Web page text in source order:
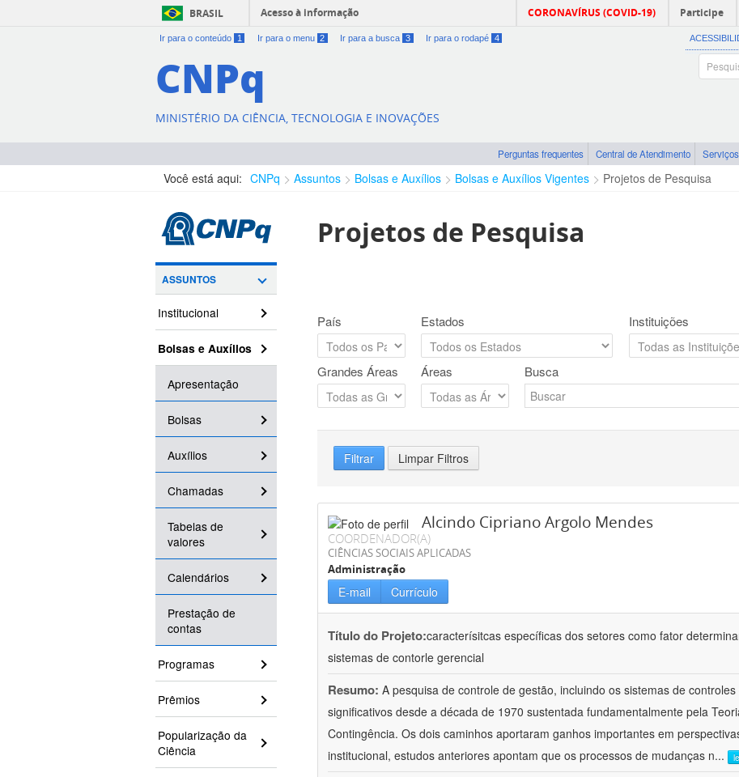
BRASIL Acesso à informação CORONAVÍRUS (COVID-19) Participe
Ir para o conteúdo 1 Ir para o menu 2 Ir para a busca 3 Ir para o rodapé 4
CNPq
MINISTÉRIO DA CIÊNCIA, TECNOLOGIA E INOVAÇÕES
Perguntas frequentes Central de Atendimento Serviços
Você está aqui: CNPq Assuntos Bolsas e Auxílios Bolsas e Auxílios Vigentes Projetos de Pesquisa
ASSUNTOS
Institucional
Bolsas e Auxílios
Apresentação
Bolsas
Auxílios
Chamadas
Tabelas de
valores
Calendários
Prestação de
contas
Programas
Prêmios
Popularização da
Ciência
Projetos de Pesquisa
País Estados Instituições
Grandes Áreas Áreas Busca
Filtrar Limpar Filtros
Alcindo Cipriano Argolo Mendes
COORDENADOR(A)
CIÊNCIAS SOCIAIS APLICADAS
Administração
E-mail Currículo
Título do Projeto:caracterísitcas específicas dos setores como fator
sistemas de contorle gerencial
Resumo: A pesquisa de controle de gestão, incluindo os sistemas de
significativos desde a década de 1970 sustentada fundamentalmente pela
Contingência. Os dois caminhos aportaram ganhos importantes em
institucional, estudos anteriores apontam que os processos de mudanças n...